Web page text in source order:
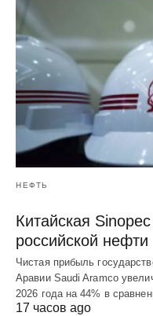
НЕФТЬ
Китайская
российской нефти
Чистая прибыль
Аравии Saudi Aramco
2026 года на 44% в
17 часов ago